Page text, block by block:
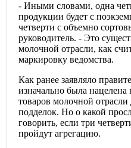
- Иными словами, одна
продукции будет с
четверти с объемно
руководитель. - Это
молочной отрасли, как
маркировку ведомства.
Как ранее заявляло
изначально была
товаров молочной
подделок. Но о какой
говорить, если три
пройдут агрегацию.